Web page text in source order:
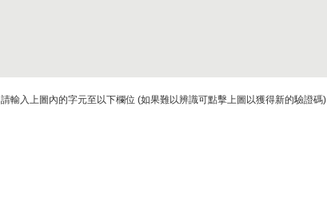
請輸入上圖內的字元至以下欄位 (如果難以辨識可點擊上圖以獲得新的驗證碼)